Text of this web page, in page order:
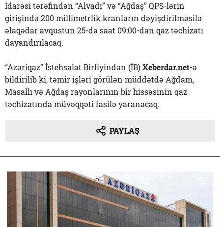
İdarəsi tərəfindən “Alvadı” və “Ağdaş” QPS-lərin
girişində 200 millimetrlik kranların dəyişdirilməsilə
əlaqədar avqustun 25-də saat 09:00-dan qaz təchizatı
dayandırılacaq.
“Azəriqaz” İstehsalat Birliyindən (İB)Xeberdar.net-ə
bildirilib ki, təmir işləri görülən müddətdə Ağdam,
Masallı və Ağdaş rayonlarının bir hissəsinin qaz
təchizatında müvəqqəti fasilə yaranacaq.
PAYLAŞ